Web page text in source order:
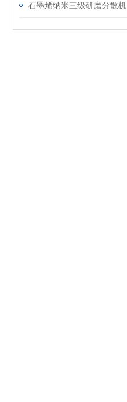
石墨烯纳米三级研磨分散机